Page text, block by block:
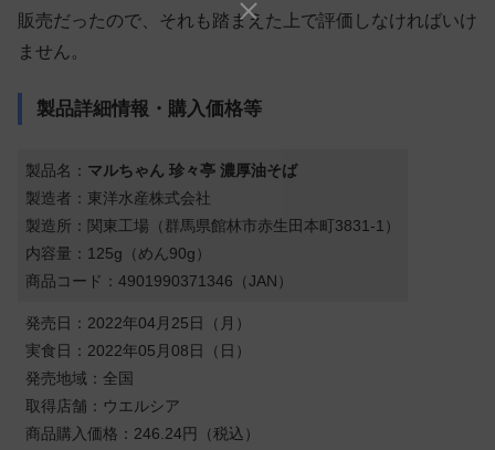
販売だったので、それも踏まえた上で評価しなければいけ
ません。
製品詳細情報・購入価格等
製品名： マルちゃん 珍々亭 濃厚油そば
製造者：東洋水産株式会社
製造所：関東工場（群馬県館林市赤生田本町3831-1）
内容量：125g（めん90g）
商品コード：4901990371346（JAN）
発売日：2022年04月25日（月）
実食日：2022年05月08日（日）
発売地域：全国
取得店舗：ウエルシア
商品購入価格：246.24円（税込）